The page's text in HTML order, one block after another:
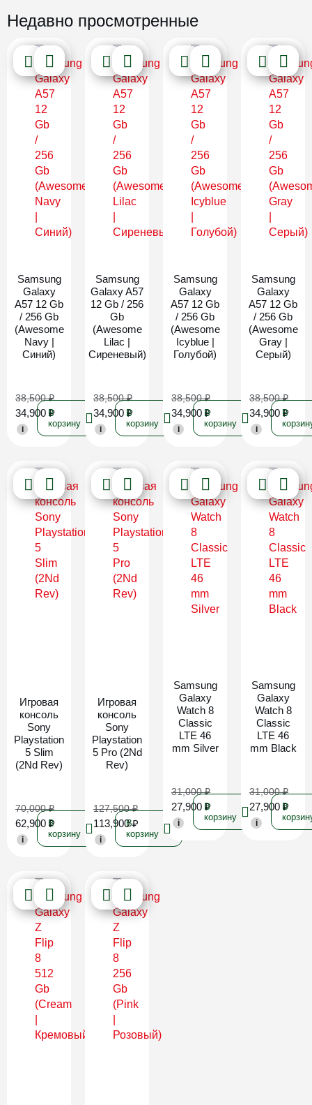
Недавно просмотренные
Samsung
Galaxy
A57 12 Gb
/ 256 Gb
(Awesome
Navy |
Синий)
38,500₽
34,900 ₽
i
В
корзину
Samsung
Galaxy A57
12 Gb / 256
Gb
(Awesome
Lilac |
Сиреневый)
38,500₽
34,900 ₽
i
В
корзину
Samsung
Galaxy
A57 12 Gb
/ 256 Gb
(Awesome
Icyblue |
Голубой)
38,500₽
34,900 ₽
i
В
корзину
Samsung
Galaxy
A57 12 Gb
/ 256 Gb
(Awesome
Gray |
Серый)
38,500₽
34,900 ₽
i
В
Игровая
консоль
Sony
Playstation
5 Slim
(2Nd Rev)
70,000₽
62,900 ₽
i
В
корзину
Игровая
консоль
Sony
Playstation
5 Pro (2Nd
Rev)
127,500₽
113,900₽
i
В
корзину
Samsung
Galaxy
Watch 8
Classic
LTE 46
mm Silver
31,000₽
27,900 ₽
i
В
корзину
Samsung
Galaxy
Watch 8
Classic
LTE 46
mm Black
31,000₽
27,900 ₽
i
В